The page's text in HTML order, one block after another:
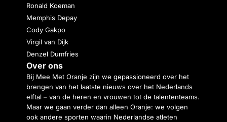
Ronald Koeman
Memphis Depay
Cody Gakpo
Virgil van Dijk
Denzel Dumfries
Over ons
Bij Mee Met Oranje zijn we gepassioneerd over het
brengen van het laatste nieuws over het Nederlands
elftal – van de heren en vrouwen tot de talententeams.
Maar we gaan verder dan alleen Oranje: we volgen
ook andere sporten waarin Nederlandse atleten